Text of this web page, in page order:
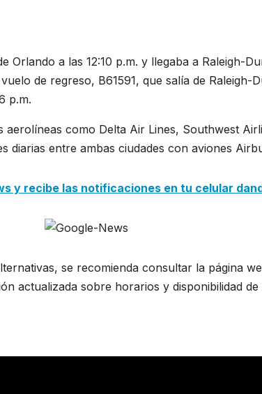
Orlando a las 12:10 p.m. y llegaba a Raleigh-
de regreso, B61591, que salía de Raleigh-
p.m.
aerolíneas como Delta Air Lines, Southwest
diarias entre ambas ciudades con aviones
y recibe las notificaciones en tu celular
se recomienda consultar la página
actualizada sobre horarios y disponibilidad de